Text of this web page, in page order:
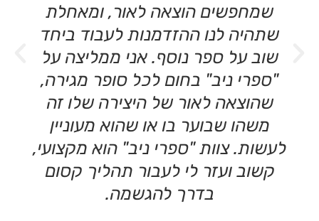
שמחפשים הוצאה לאור, ומאחלת
שתהיה לנו ההזדמנות לעבוד ביחד
שוב על ספר נוסף. אני ממליצה על
"ספרי ניב" בחום לכל סופר מגירה,
שהוצאה לאור של היצירה שלו זה
משהו שבוער בו או שהוא מעוניין
לעשות. צוות "ספרי ניב" הוא מקצועי,
קשוב ועזר לי לעבור תהליך קסום
בדרך להגשמה.